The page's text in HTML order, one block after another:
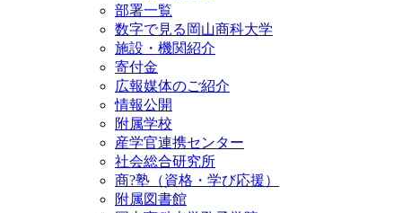
部署一覧
数字で見る岡山商科大学
施設・機関紹介
寄付金
広報媒体のご紹介
情報公開
附属学校
産学官連携センター
社会総合研究所
商?塾（資格・学び応援）
附属図書館